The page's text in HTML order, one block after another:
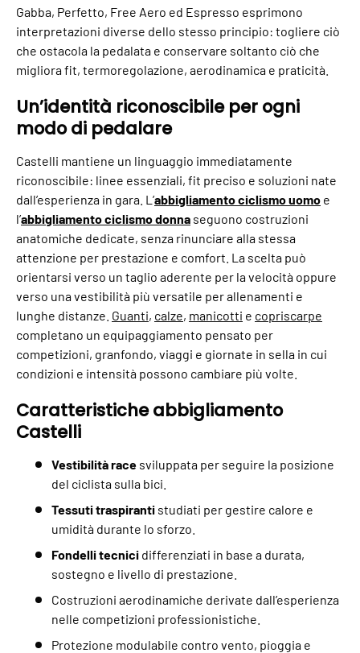
Gabba, Perfetto, Free Aero ed Espresso esprimono
interpretazioni diverse dello stesso principio: togliere ciò
che ostacola la pedalata e conservare soltanto ciò che
migliora fit, termoregolazione, aerodinamica e praticità.
Un’identità riconoscibile per ogni
modo di pedalare
Castelli mantiene un linguaggio immediatamente
riconoscibile: linee essenziali, fit preciso e soluzioni nate
dall’esperienza in gara. L’abbigliamento ciclismo uomo e
l’abbigliamento ciclismo donna seguono costruzioni
anatomiche dedicate, senza rinunciare alla stessa
attenzione per prestazione e comfort. La scelta può
orientarsi verso un taglio aderente per la velocità oppure
verso una vestibilità più versatile per allenamenti e
lunghe distanze. Guanti, calze, manicotti e copriscarpe
completano un equipaggiamento pensato per
competizioni, granfondo, viaggi e giornate in sella in cui
condizioni e intensità possono cambiare più volte.
Caratteristiche abbigliamento
Castelli
Vestibilità race sviluppata per seguire la posizione
del ciclista sulla bici.
Tessuti traspiranti studiati per gestire calore e
umidità durante lo sforzo.
Fondelli tecnici differenziati in base a durata,
sostegno e livello di prestazione.
Costruzioni aerodinamiche derivate dall’esperienza
nelle competizioni professionistiche.
Protezione modulabile contro vento, pioggia e